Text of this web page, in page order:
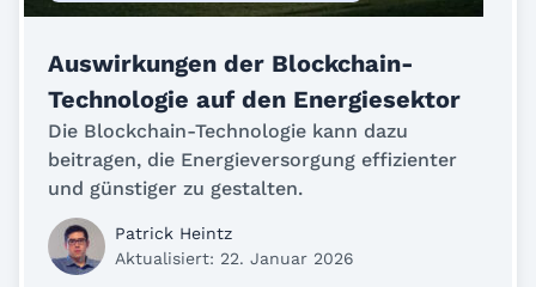
Auswirkungen der Blockchain-
Technologie auf den Energiesektor
Die Blockchain-Technologie kann dazu
beitragen, die Energieversorgung effizienter
und günstiger zu gestalten.
Patrick Heintz
Aktualisiert: 22. Januar 2026